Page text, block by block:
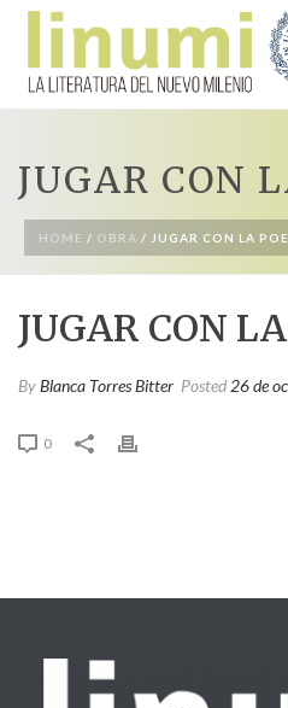
JUGAR CON
HOME / OBRA / JUGAR CON LA
JUGAR CON
ByBlanca Torres Bitter Posted 26 de
0